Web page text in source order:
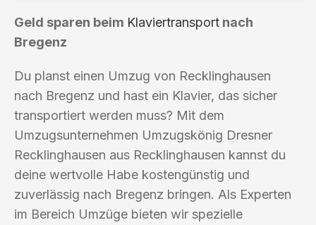
Geld sparen beim Klaviertransport nach
Bregenz
Du planst einen Umzug von Recklinghausen
nach Bregenz und hast ein Klavier, das sicher
transportiert werden muss? Mit dem
Umzugsunternehmen Umzugskönig Dresner
Recklinghausen aus Recklinghausen kannst du
deine wertvolle Habe kostengünstig und
zuverlässig nach Bregenz bringen. Als Experten
im Bereich Umzüge bieten wir spezielle